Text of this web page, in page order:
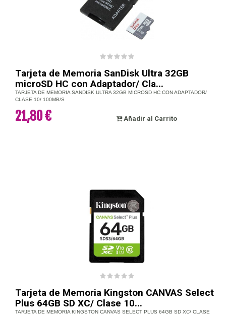
Tarjeta de Memoria SanDisk Ultra 32GB
microSD HC con Adaptador/ Cla...
TARJETA DE MEMORIA SANDISK ULTRA 32GB MICROSD HC CON ADAPTADOR/
CLASE 10/ 100MB/S
21,80 € Añadir al Carrito
Tarjeta de Memoria Kingston CANVAS Select
Plus 64GB SD XC/ Clase 10...
TARJETA DE MEMORIA KINGSTON CANVAS SELECT PLUS 64GB SD XC/ CLASE